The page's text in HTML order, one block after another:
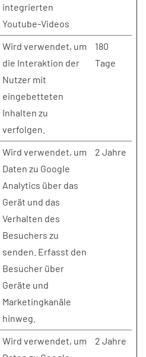
integrierten
Youtube-Videos
Wird verwendet, um
die Interaktion der
Nutzer mit
eingebetteten
Inhalten zu
verfolgen.
180
Tage
Wird verwendet, um
Daten zu Google
Analytics über das
Gerät und das
Verhalten des
Besuchers zu
senden. Erfasst den
Besucher über
Geräte und
Marketingkanäle
hinweg.
2 Jahre
Wird verwendet, um
2 Jahre